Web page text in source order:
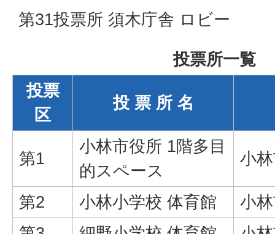
第31投票所 須木庁舎 ロビー
投票所一覧
投票
区
投 票 所 名
第1
小林市役所 1階多目
的スペース
小
第2 小林小学校 体育館
小